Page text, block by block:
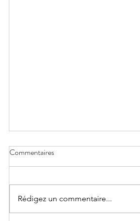
Commentaires
Rédigez un commentaire...